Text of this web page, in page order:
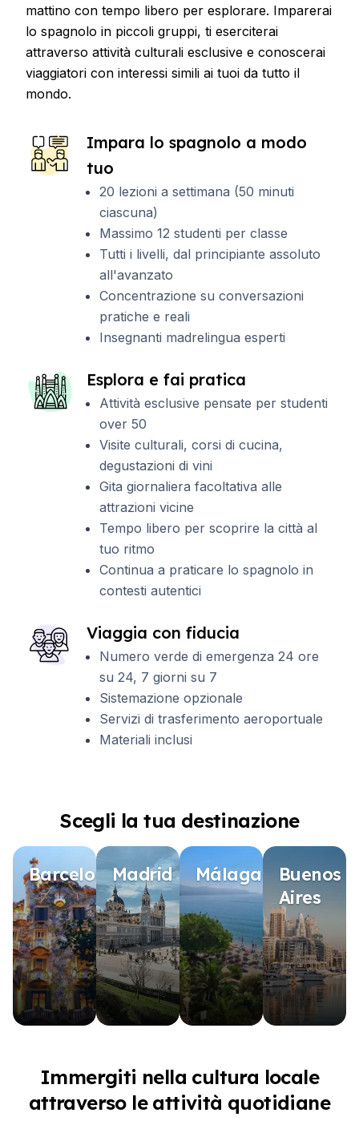
mattino con tempo libero per esplorare. Imparerai
lo spagnolo in piccoli gruppi, ti eserciterai
attraverso attività culturali esclusive e conoscerai
viaggiatori con interessi simili ai tuoi da tutto il
mondo.
Impara lo spagnolo a modo
tuo
20 lezioni a settimana (50 minuti
ciascuna)
Massimo 12 studenti per classe
Tutti i livelli, dal principiante assoluto
all'avanzato
Concentrazione su conversazioni
pratiche e reali
Insegnanti madrelingua esperti
Esplora e fai pratica
Attività esclusive pensate per studenti
over 50
Visite culturali, corsi di cucina,
degustazioni di vini
Gita giornaliera facoltativa alle
attrazioni vicine
Tempo libero per scoprire la città al
tuo ritmo
Continua a praticare lo spagnolo in
contesti autentici
Viaggia con fiducia
Numero verde di emergenza 24 ore
su 24, 7 giorni su 7
Sistemazione opzionale
Servizi di trasferimento aeroportuale
Materiali inclusi
Scegli la tua destinazione
BarcelonaMadrid Málaga
Buenos
Aires
Immergiti nella cultura locale
attraverso le attività quotidiane